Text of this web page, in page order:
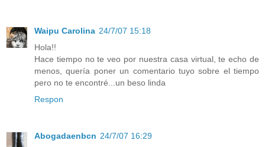
Waipu Carolina 24/7/07 15:18
Hola!!
Hace tiempo no te veo por nuestra casa virtual, te echo de
menos, quería poner un comentario tuyo sobre el tiempo
pero no te encontré...un beso linda
Respon
Abogadaenbcn 24/7/07 16:29